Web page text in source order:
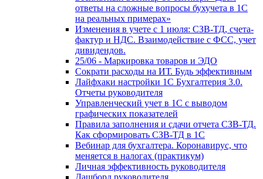
ответы на сложные вопросы бухучета в 1С
на реальных примерах»
Изменения в учете с 1 июля: СЗВ-ТД, счета-
фактур и НДС. Взаимодействие с ФСС, учет
дивидендов.
25/06 - Маркировка товаров и ЭДО
Сократи расходы на ИТ. Будь эффективным
Лайфхаки настройки 1С Бухгалтерия 3.0.
Отчеты руководителя
Управленческий учет в 1С с выводом
графических показателей
Правила заполнения и сдачи отчета СЗВ-ТД.
Как сформировать СЗВ-ТД в 1С
Вебинар для бухгалтера. Коронавирус, что
меняется в налогах (практикум)
Личная эффективность руководителя